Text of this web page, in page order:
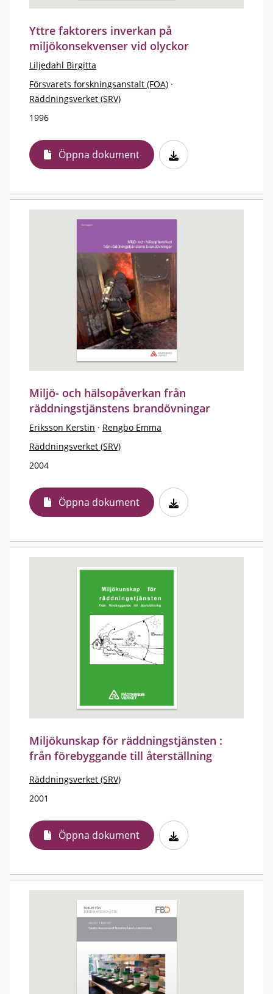
Yttre faktorers inverkan på
miljökonsekvenser vid olyckor
Liljedahl Birgitta
Försvarets forskningsanstalt (FOA) ·
Räddningsverket (SRV)
1996
Öppna dokument
Miljö- och hälsopåverkan från
räddningstjänstens brandövningar
Eriksson Kerstin · Rengbo Emma
Räddningsverket (SRV)
2004
Öppna dokument
Miljökunskap för räddningstjänsten :
från förebyggande till återställning
Räddningsverket (SRV)
2001
Öppna dokument